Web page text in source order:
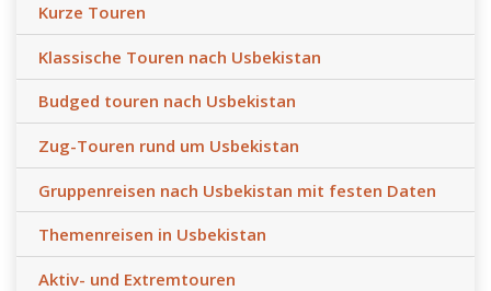
Kurze Touren
Klassische Touren nach Usbekistan
Budged touren nach Usbekistan
Zug-Touren rund um Usbekistan
Gruppenreisen nach Usbekistan mit festen Daten
Themenreisen in Usbekistan
Aktiv- und Extremtouren